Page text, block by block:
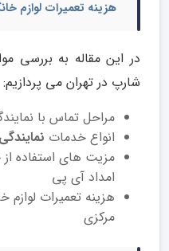
هزینه تعمیرات لوازم
در این مقاله به بررسی
شارپ در تهران می پردازیم:
مراحل تماس با
انواع خدمات
مزیت های استفاده
امداد آی پی
هزینه تعمیرات لوازم
مرکزی